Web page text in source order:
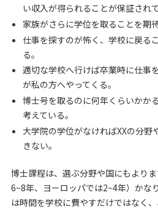
い収入が得られることが保証され
家族がさらに学位を取ることを期
仕事を探すのが怖く、学校に戻る
る。
適切な学校へ行けば卒業時に仕事
が私の方へやってくる。
博士号を取るのに何年くらいかか
考えている。
大学院の学位がなければXXの分野
きない。
博士課程は、選ぶ分野や国にもより
6~8年、ヨーロッパでは2~4年）かな
は時間を学校に費やすだけではなく